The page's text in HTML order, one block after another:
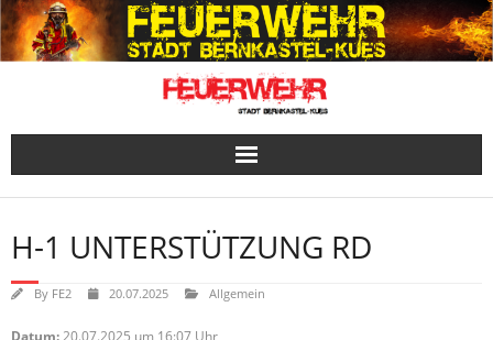
Skip
to
content
H-1 UNTERSTÜTZUNG RD
By FE2 20.07.2025 Allgemein
Datum:20.07.2025 um 16:07 Uhr